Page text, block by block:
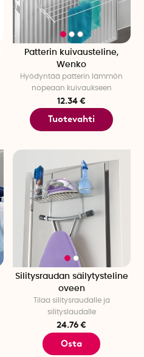
Patterin kuivausteline,
Wenko
Hyödyntää patterin lämmön
nopeaan kuivaukseen
12.34 €
Tuotevahti
Silitysraudan säilytysteline
oveen
Tilaa silitysraudalle ja
silityslaudalle
24.76 €
Osta